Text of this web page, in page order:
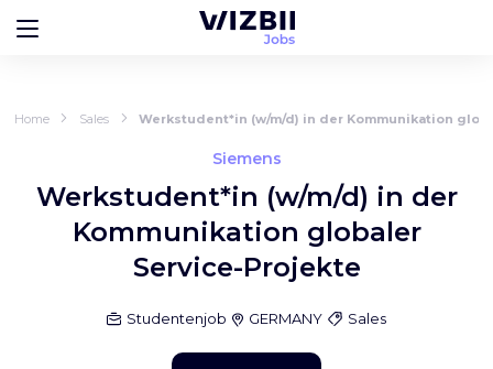
Home Sales Werkstudent*in (w/m/d) in der Kommunikation
Siemens
Werkstudent*in (w/m/d) in der
Kommunikation globaler
Service-Projekte
Studentenjob GERMANY Sales